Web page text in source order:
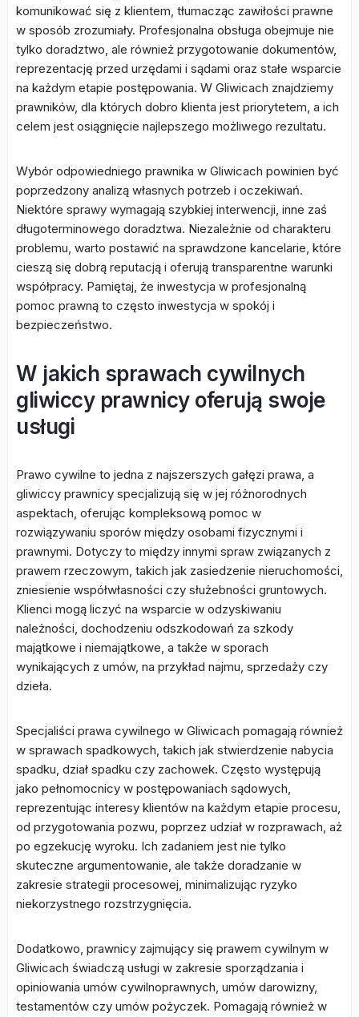
komunikować się z klientem, tłumacząc zawiłości prawne
w sposób zrozumiały. Profesjonalna obsługa obejmuje nie
tylko doradztwo, ale również przygotowanie dokumentów,
reprezentację przed urzędami i sądami oraz stałe wsparcie
na każdym etapie postępowania. W Gliwicach znajdziemy
prawników, dla których dobro klienta jest priorytetem, a ich
celem jest osiągnięcie najlepszego możliwego rezultatu.
Wybór odpowiedniego prawnika w Gliwicach powinien być
poprzedzony analizą własnych potrzeb i oczekiwań.
Niektóre sprawy wymagają szybkiej interwencji, inne zaś
długoterminowego doradztwa. Niezależnie od charakteru
problemu, warto postawić na sprawdzone kancelarie, które
cieszą się dobrą reputacją i oferują transparentne warunki
współpracy. Pamiętaj, że inwestycja w profesjonalną
pomoc prawną to często inwestycja w spokój i
bezpieczeństwo.
W jakich sprawach cywilnych
gliwiccy prawnicy oferują swoje
usługi
Prawo cywilne to jedna z najszerszych gałęzi prawa, a
gliwiccy prawnicy specjalizują się w jej różnorodnych
aspektach, oferując kompleksową pomoc w
rozwiązywaniu sporów między osobami fizycznymi i
prawnymi. Dotyczy to między innymi spraw związanych z
prawem rzeczowym, takich jak zasiedzenie nieruchomości,
zniesienie współwłasności czy służebności gruntowych.
Klienci mogą liczyć na wsparcie w odzyskiwaniu
należności, dochodzeniu odszkodowań za szkody
majątkowe i niemajątkowe, a także w sporach
wynikających z umów, na przykład najmu, sprzedaży czy
dzieła.
Specjaliści prawa cywilnego w Gliwicach pomagają również
w sprawach spadkowych, takich jak stwierdzenie nabycia
spadku, dział spadku czy zachowek. Często występują
jako pełnomocnicy w postępowaniach sądowych,
reprezentując interesy klientów na każdym etapie procesu,
od przygotowania pozwu, poprzez udział w rozprawach, aż
po egzekucję wyroku. Ich zadaniem jest nie tylko
skuteczne argumentowanie, ale także doradzanie w
zakresie strategii procesowej, minimalizując ryzyko
niekorzystnego rozstrzygnięcia.
Dodatkowo, prawnicy zajmujący się prawem cywilnym w
Gliwicach świadczą usługi w zakresie sporządzania i
opiniowania umów cywilnoprawnych, umów darowizny,
testamentów czy umów pożyczek. Pomagają również w